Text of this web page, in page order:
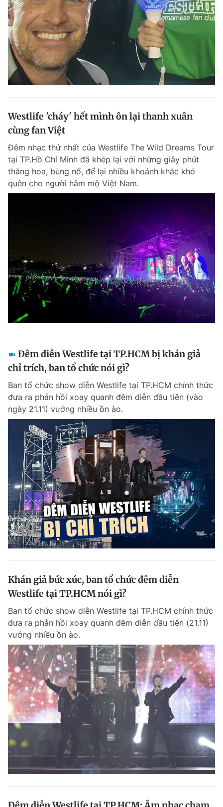
Westlife 'cháy' hết mình ôn lại thanh xuân
cùng fan Việt
Đêm nhạc thứ nhất của Westlife The Wild Dreams Tour
tại TP.Hồ Chí Minh đã khép lại với những giây phút
thăng hoa, bùng nổ, để lại nhiều khoảnh khắc khó
quên cho người hâm mộ Việt Nam.
Đêm diễn Westlife tại TP.HCM bị khán giả
chỉ trích, ban tổ chức nói gì?
Ban tổ chức show diễn Westlife tại TP.HCM chính thức
đưa ra phản hồi xoay quanh đêm diễn đầu tiên (vào
ngày 21.11) vướng nhiều ồn ào.
Khán giả bức xúc, ban tổ chức đêm diễn
Westlife tại TP.HCM nói gì?
Ban tổ chức show diễn Westlife tại TP.HCM chính thức
đưa ra phản hồi xoay quanh đêm diễn đầu tiên (21.11)
vướng nhiều ồn ào.